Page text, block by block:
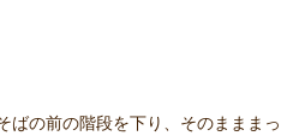
ばの前の階段を下り、そのまままっ